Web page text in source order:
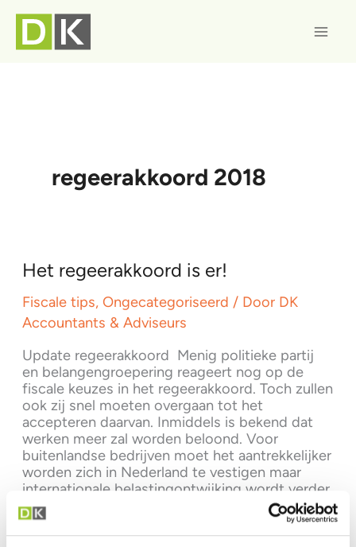
naar
regeerakkoord 2018
Het regeerakkoord is er!
Fiscale tips,Ongecategoriseerd / Door DK
Accountants & Adviseurs
Update regeerakkoord Menig politieke partij
en belangengroepering reageert nog op de
fiscale keuzes in het regeerakkoord. Toch zullen
ook zij snel moeten overgaan tot het
accepteren daarvan. Inmiddels is bekend dat
werken meer zal worden beloond. Voor
buitenlandse bedrijven moet het aantrekkelijker
worden zich in Nederland te vestigen maar
internationale belastingontwijking wordt verder
bemoeilijkt. Met […]